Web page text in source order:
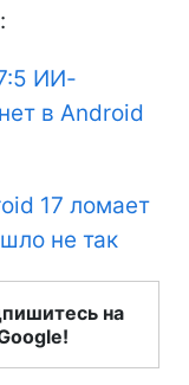
:
ИИ-
в Android
17 ломает
не так
на